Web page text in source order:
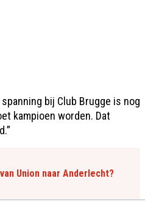
bij Club Brugge is nog
kampioen worden. Dat
Union naar Anderlecht?